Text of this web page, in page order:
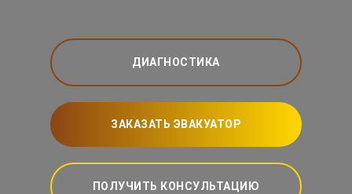
ДИАГНОСТИКА
ЗАКАЗАТЬ ЭВАКУАТОР
ПОЛУЧИТЬ КОНСУЛЬТАЦИЮ